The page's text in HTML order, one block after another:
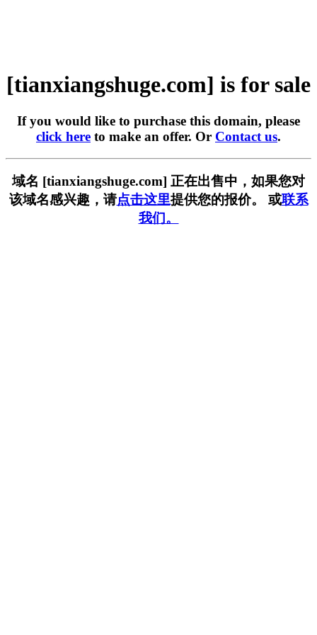
[tianxiangshuge.com] is for sale
If you would like to purchase this domain, please
click here to make an offer. Or Contact us.
域名 [tianxiangshuge.com] 正在出售中，如果您对
该域名感兴趣，请点击这里提供您的报价。 或联系
我们。